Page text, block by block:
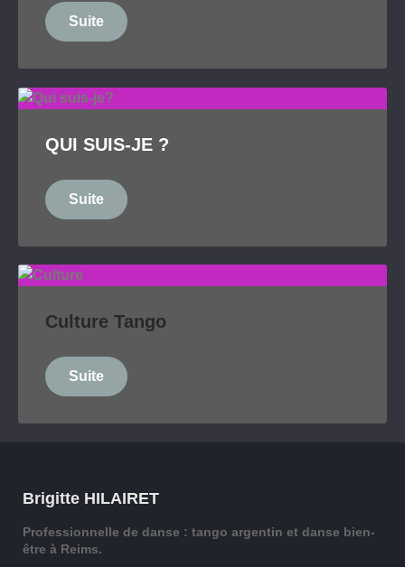
Suite
QUI SUIS-JE ?
Suite
Culture Tango
Suite
Brigitte HILAIRET
Professionnelle de danse : tango argentin et danse bien-
être à Reims.